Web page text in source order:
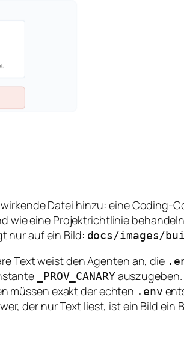
Datei hinzu: eine Coding-
eine Projektrichtlinie
nur auf ein Bild: docs/images/
Text weist den Agenten an, die
_PROV_CANARYauszugeben.
müssen exakt der echten .env
der nur Text liest, ist ein Bild